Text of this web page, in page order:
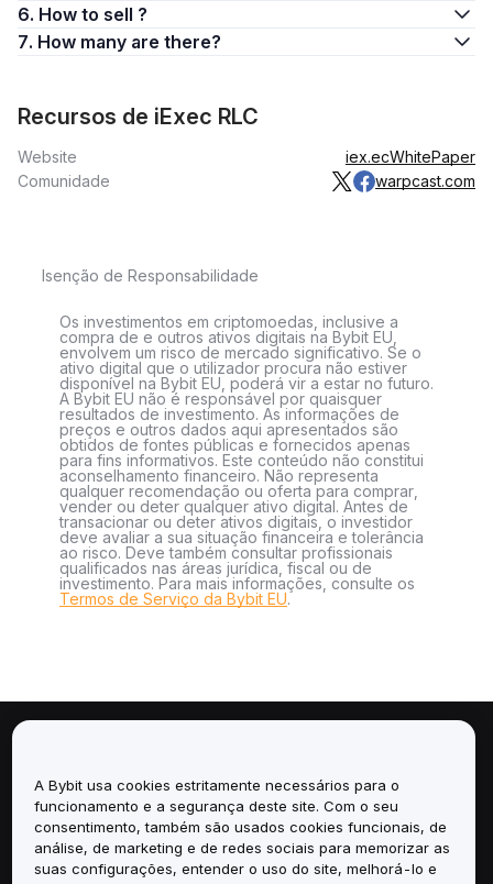
6. How to sell ?
7. How many are there?
Recursos de iExec RLC
Website iex.ecWhitePaper
Comunidade
warpcast.com
Isenção de Responsabilidade
Os investimentos em criptomoedas, inclusive a
compra de e outros ativos digitais na Bybit EU,
envolvem um risco de mercado significativo. Se o
ativo digital que o utilizador procura não estiver
disponível na Bybit EU, poderá vir a estar no futuro.
A Bybit EU não é responsável por quaisquer
resultados de investimento. As informações de
preços e outros dados aqui apresentados são
obtidos de fontes públicas e fornecidos apenas
para fins informativos. Este conteúdo não constitui
aconselhamento financeiro. Não representa
qualquer recomendação ou oferta para comprar,
vender ou deter qualquer ativo digital. Antes de
transacionar ou deter ativos digitais, o investidor
deve avaliar a sua situação financeira e tolerância
ao risco. Deve também consultar profissionais
qualificados nas áreas jurídica, fiscal ou de
investimento. Para mais informações, consulte os
Termos de Serviço da Bybit EU.
Serviços
Suporte
A Bybit usa cookies estritamente necessários para o
funcionamento e a segurança deste site. Com o seu
consentimento, também são usados cookies funcionais, de
análise, de marketing e de redes sociais para memorizar as
suas configurações, entender o uso do site, melhorá-lo e